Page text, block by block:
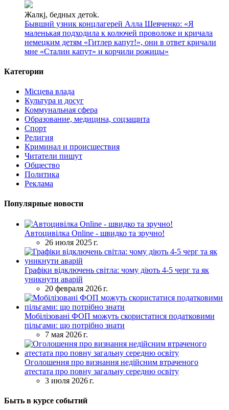
Жалкj, бедных детok.
Бывший узник концлагерей Алла Шевченко: «Я
маленькая подходила к колючей проволоке и кричала
немецким детям «Гитлер капут!», они в ответ кричали
мне «Сталин капут» и корчили рожицы»
Категории
Місцева влада
Культура и досуг
Коммунальная сфера
Образование, медицина, соцзащита
Спорт
Религия
Криминал и происшествия
Читатели пишут
Общество
Политика
Реклама
Популярные новости
Автоцивілка Online - швидко та зручно!
26 июля 2025 г.
Графіки відключень світла: чому діють 4-5 черг та як
уникнути аварій
20 февраля 2026 г.
Мобілізовані ФОП можуть скористатися податковими
пільгами: що потрібно знати
7 мая 2026 г.
Оголошення про визнання недійсним втраченого
атестата про повну загальну середню освіту
3 июля 2026 г.
Быть в курсе событий